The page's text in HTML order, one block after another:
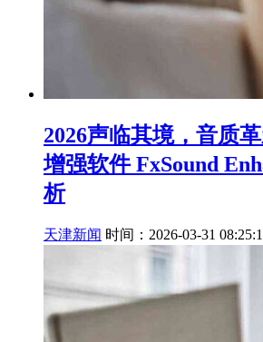
2026声临其境，音质
增强软件 FxSound
析
天津新闻 时间：2026-03-31